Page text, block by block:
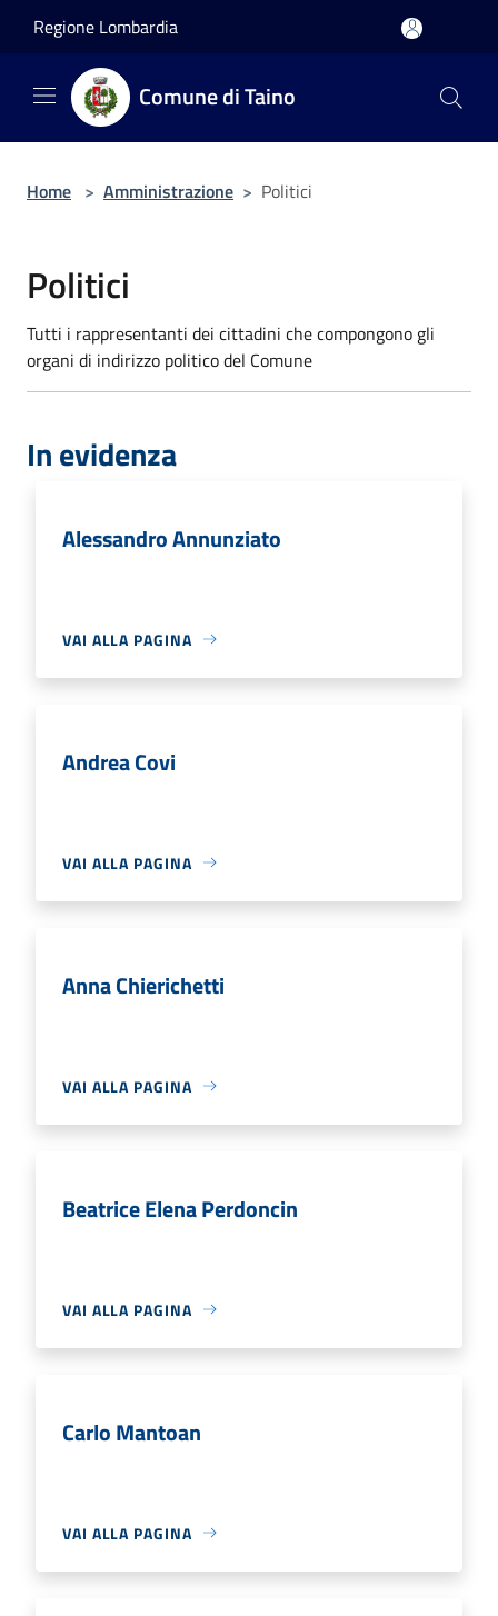
Regione Lombardia
Comune di Taino
Home > Amministrazione > Politici
Politici
Tutti i rappresentanti dei cittadini che compongono gli
organi di indirizzo politico del Comune
In evidenza
Alessandro Annunziato
VAI ALLA PAGINA
Andrea Covi
VAI ALLA PAGINA
Anna Chierichetti
VAI ALLA PAGINA
Beatrice Elena Perdoncin
VAI ALLA PAGINA
Carlo Mantoan
VAI ALLA PAGINA